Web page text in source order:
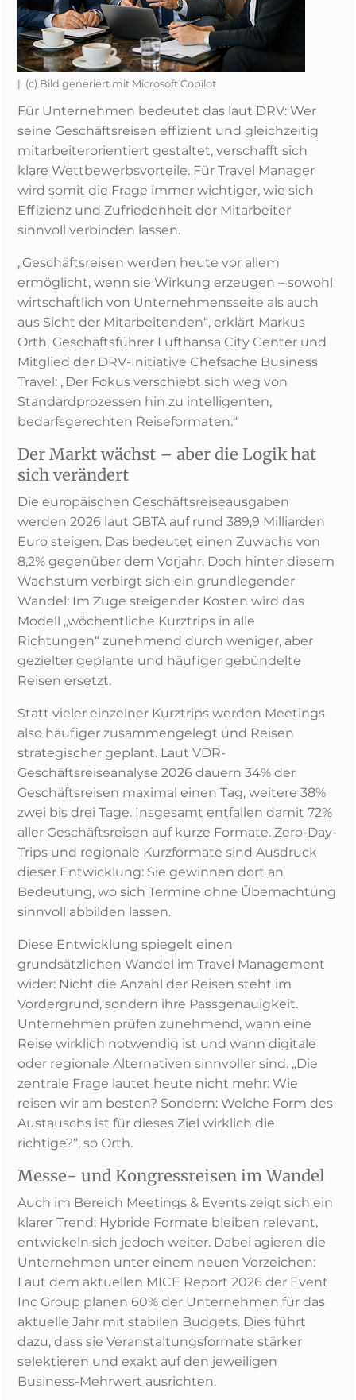
| (c) Bild generiert mit Microsoft Copilot
Für Unternehmen bedeutet das laut DRV: Wer
seine Geschäftsreisen effizient und gleichzeitig
mitarbeiterorientiert gestaltet, verschafft sich
klare Wettbewerbsvorteile. Für Travel Manager
wird somit die Frage immer wichtiger, wie sich
Effizienz und Zufriedenheit der Mitarbeiter
sinnvoll verbinden lassen.
„Geschäftsreisen werden heute vor allem
ermöglicht, wenn sie Wirkung erzeugen – sowohl
wirtschaftlich von Unternehmensseite als auch
aus Sicht der Mitarbeitenden“, erklärt Markus
Orth, Geschäftsführer Lufthansa City Center und
Mitglied der DRV-Initiative Chefsache Business
Travel: „Der Fokus verschiebt sich weg von
Standardprozessen hin zu intelligenten,
bedarfsgerechten Reiseformaten.“
Der Markt wächst – aber die Logik hat
sich verändert
Die europäischen Geschäftsreiseausgaben
werden 2026 laut GBTA auf rund 389,9 Milliarden
Euro steigen. Das bedeutet einen Zuwachs von
8,2% gegenüber dem Vorjahr. Doch hinter diesem
Wachstum verbirgt sich ein grundlegender
Wandel: Im Zuge steigender Kosten wird das
Modell „wöchentliche Kurztrips in alle
Richtungen“ zunehmend durch weniger, aber
gezielter geplante und häufiger gebündelte
Reisen ersetzt.
Statt vieler einzelner Kurztrips werden Meetings
also häufiger zusammengelegt und Reisen
strategischer geplant. Laut VDR-
Geschäftsreiseanalyse 2026 dauern 34% der
Geschäftsreisen maximal einen Tag, weitere 38%
zwei bis drei Tage. Insgesamt entfallen damit 72%
aller Geschäftsreisen auf kurze Formate. Zero-Day-
Trips und regionale Kurzformate sind Ausdruck
dieser Entwicklung: Sie gewinnen dort an
Bedeutung, wo sich Termine ohne Übernachtung
sinnvoll abbilden lassen.
Diese Entwicklung spiegelt einen
grundsätzlichen Wandel im Travel Management
wider: Nicht die Anzahl der Reisen steht im
Vordergrund, sondern ihre Passgenauigkeit.
Unternehmen prüfen zunehmend, wann eine
Reise wirklich notwendig ist und wann digitale
oder regionale Alternativen sinnvoller sind. „Die
zentrale Frage lautet heute nicht mehr: Wie
reisen wir am besten? Sondern: Welche Form des
Austauschs ist für dieses Ziel wirklich die
richtige?“, so Orth.
Messe- und Kongressreisen im Wandel
Auch im Bereich Meetings & Events zeigt sich ein
klarer Trend: Hybride Formate bleiben relevant,
entwickeln sich jedoch weiter. Dabei agieren die
Unternehmen unter einem neuen Vorzeichen:
Laut dem aktuellen MICE Report 2026 der Event
Inc Group planen 60% der Unternehmen für das
aktuelle Jahr mit stabilen Budgets. Dies führt
dazu, dass sie Veranstaltungsformate stärker
selektieren und exakt auf den jeweiligen
Business-Mehrwert ausrichten.